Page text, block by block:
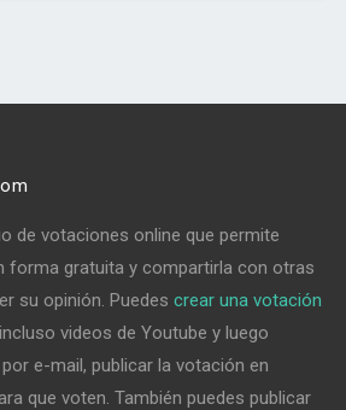
de votaciones online que permite
forma gratuita y compartirla con otras
su opinión. Puedescrear una votación
videos de Youtube y luego
e-mail, publicar la votación en
que voten. También puedes publicar